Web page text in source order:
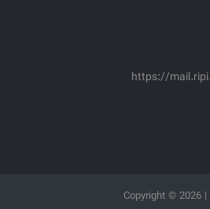
Copyright © 2026 |